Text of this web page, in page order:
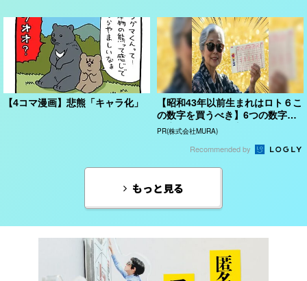
【4コマ漫画】悲熊「キャラ化」
【昭和43年以前生まれはロト６こ
の数字を買うべき】6つの数字が
「完全一致」する方...
PR(株式会社MURA)
Recommended by
もっと見る